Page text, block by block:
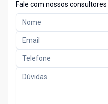
Fale com nossos consultores